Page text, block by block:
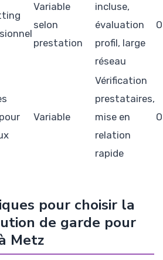
Variable
selon
prestation
incluse,
évaluation
profil, large
réseau
Variable
Vérification
prestataires,
mise en
relation
rapide
pour choisir la
de garde pour
Metz